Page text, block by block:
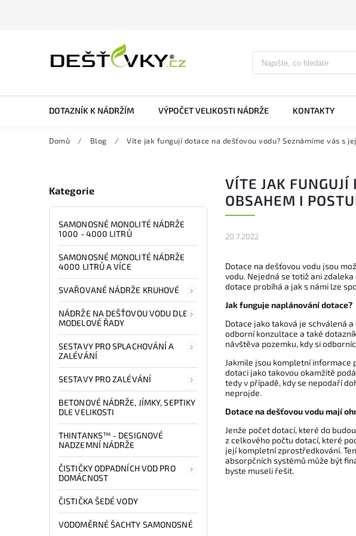
DOTAZNÍK K NÁDRŽÍM VÝPOČET VELIKOSTI NÁDRŽE KONTAKTY
Domů / Blog / Víte jak fungují dotace na dešťovou vodu? Seznámíme vás s
Kategorie
SAMONOSNÉ MONOLITÉ NÁDRŽE
1000 - 4000 LITRŮ
SAMONOSNÉ MONOLITÉ NÁDRŽE
4000 LITRŮ A VÍCE
SVAŘOVANÉ NÁDRŽE KRUHOVÉ
NÁDRŽE NA DEŠŤOVOU VODU DLE
MODELOVÉ ŘADY
SESTAVY PRO SPLACHOVÁNÍ A
ZALÉVÁNÍ
SESTAVY PRO ZALÉVÁNÍ
BETONOVÉ NÁDRŽE, JÍMKY, SEPTIKY
DLE VELIKOSTI
THINTANKS™ - DESIGNOVÉ
NADZEMNÍ NÁDRŽE
ČISTIČKY ODPADNÍCH VOD PRO
DOMÁCNOST
ČISTIČKA ŠEDÉ VODY
VODOMĚRNÉ ŠACHTY SAMONOSNÉ
VÍTE JAK FUNGUJÍ
OBSAHEM I
20.7.2022
Dotace na dešťovou vodu jsou
vodu. Nejedná se totiž ani
dotace probíhá a jak s námi lze
Jak funguje naplánování dotace?
Dotace jako taková je schválená
odborní konzultace a také
návštěva pozemku, kdy si
Jakmile jsou kompletní
dotaci jako takovou okamžitě
tedy v případě, kdy se nepodaří
neprojde.
Dotace na dešťovou vodu mají
Jenže počet dotací, které do
z celkového počtu dotací, které
její kompletní zprostředkování.
absorpčních systémů může být
byste museli řešit.